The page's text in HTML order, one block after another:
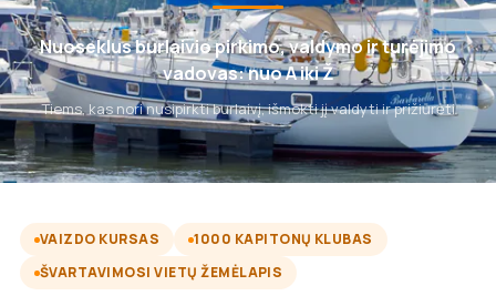
Nuoseklus burlaivio pirkimo, valdymo ir turėjimo
vadovas: nuo A iki Ž
Tiems, kas nori nusipirkti burlaivį, išmokti jį valdyti ir prižiūrėti
VAIZDO KURSAS
1000 KAPITONŲ KLUBAS
ŠVARTAVIMOSI VIETŲ ŽEMĖLAPIS